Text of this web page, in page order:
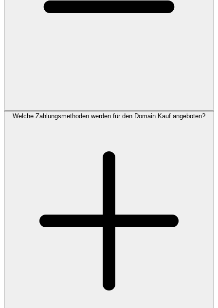
Welche Zahlungsmethoden werden für den Domain Kauf angeboten?